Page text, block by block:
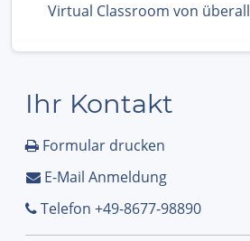
Virtual Classroom von überall
Ihr Kontakt
Formular drucken
E-Mail Anmeldung
Telefon +49-8677-98890